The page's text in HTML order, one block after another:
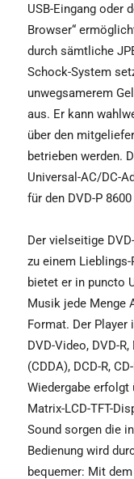
USB-Eingang oder
Browser“
durch sämtliche
Schock-System
unwegsamerem
aus. Er kann
über den
betrieben werden.
Universal-AC/DC-
für den DVD-P
Der vielseitige
zu einem
bietet er in puncto
Musik jede Menge
Format. Der Player
DVD-Video, DVD-R,
(CDDA), DCD-R,
Wiedergabe erfolgt
Matrix-LCD-TFT-
Sound sorgen die
Bedienung wird
bequemer: Mit